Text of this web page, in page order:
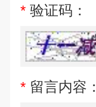
* 验证码：
* 留言内容：